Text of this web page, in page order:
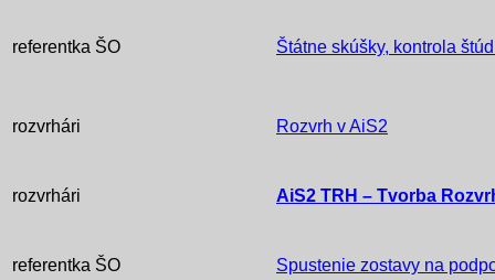
referentka ŠO Štátne skúšky, kontrola
rozvrhári Rozvrh v AiS2
rozvrhári AiS2 TRH – Tvorba
referentka ŠO Spustenie zostavy na